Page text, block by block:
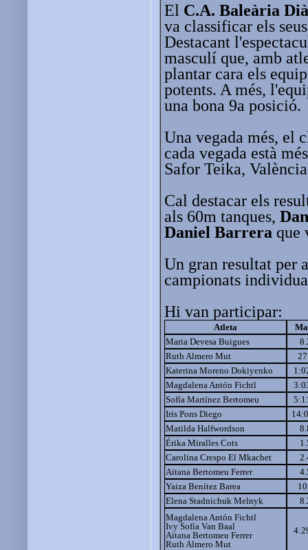
El C.A. Baleària
va classificar els
Destacant
masculí que, amb
plantar cara els
potents. A més,
una bona 9a posició.
Una vegada més, el
cada vegada està
Safor Teika,
Cal destacar els
als 60m tanques,
Daniel Barrera que
Un gran resultat per
campionats
Hi van participar:
Atleta
Maria Devesa Buigues
Ruth Almero Mut
Katerina Moreno Dokiyenko
Magdalena Antón Fichtl
Sofía Martínez Bertomeu
Iris Pons Diego
Matilda Halfwordson
Érika Miralles Cots
Carolina Crespo El Mkachet
Aitana Bertomeu Ferrer
Yaiza Benítez Barea
Elena Stadnichuk Melnyk
Magdalena Antón Fichtl
Ivy Sofía Van Baal
Aitana Bertomeu Ferrer
Ruth Almero Mut